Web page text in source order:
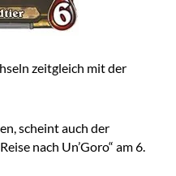
zeitgleich mit der
scheint auch der
nach Un’Goro“ am 6.